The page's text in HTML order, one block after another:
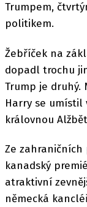
Trumpem,
politikem.
Žebříček na
dopadl trochu
Trump je druhý.
Harry se umístil
královnou
Ze
kanadský
atraktivní
německá